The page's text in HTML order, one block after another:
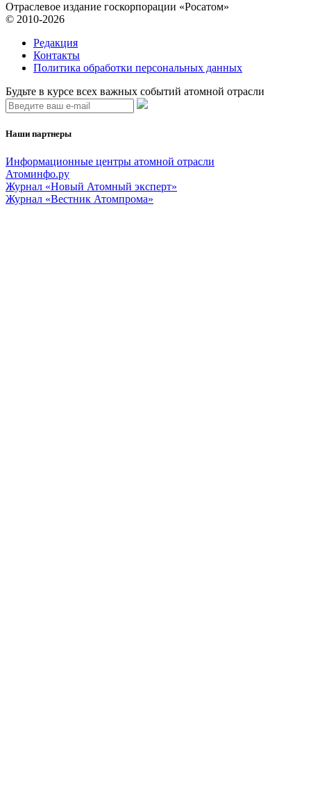
Отраслевое издание госкорпорации «Росатом»
© 2010-2026
Редакция
Контакты
Политика обработки персональных данных
Будьте в курсе всех важных событий атомной отрасли
Наши партнеры
Информационные центры атомной отрасли
Атоминфо.ру
Журнал «Новый Атомный эксперт»
Журнал «Вестник Атомпрома»